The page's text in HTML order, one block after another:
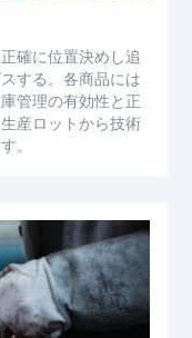
確に位置決めし追
する。各商品には
管理の有効性と正
産ロットから技術
。